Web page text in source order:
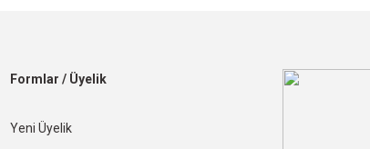
Formlar / Üyelik
Yeni Üyelik